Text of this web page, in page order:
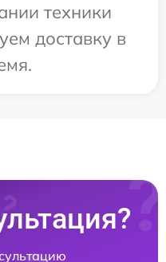
техники
доставку в